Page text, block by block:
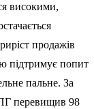
високими,
продажів
підтримує попит
пальне. За
перевищив 98